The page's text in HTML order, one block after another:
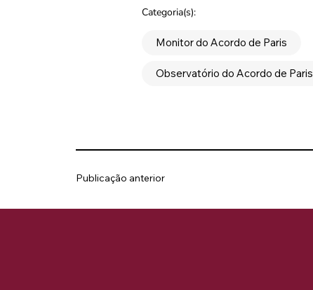
Categoria(s):
Monitor do Acordo de Paris
Observatório do Acordo de Paris
Publicação anterior